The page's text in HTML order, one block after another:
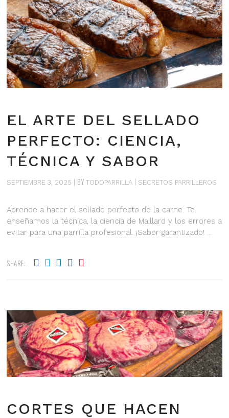
EL ARTE DEL SELLADO
PERFECTO: CIENCIA,
TÉCNICA Y SABOR
SEPTIEMBRE 3, 2025 BYTODOPARRILLA SECRETOS PARRILLEROS
Aprende a hacer el sellado perfecto de la carne. Te
enseñamos la técnica, la ciencia de Maillard y los errores a
evitar para una parrilla profesional. ¡Sabor garantizado!
SHARE:
CORTES QUE HACEN